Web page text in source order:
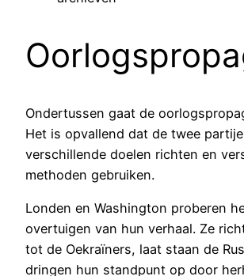
Ondertussen gaat de
Het is opvallend dat de twee
verschillende doelen richten en
methoden gebruiken.
Londen en Washington proberen
overtuigen van hun verhaal. Ze
tot de Oekraïners, laat staan de
dringen hun standpunt op door